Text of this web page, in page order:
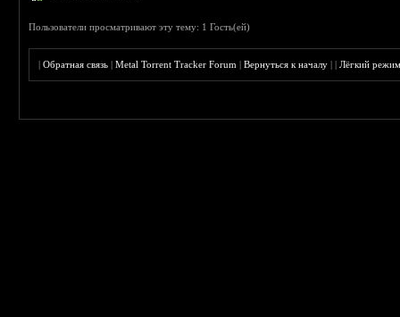
Пользователи просматривают эту тему: 1 Гость(ей)
|Обратная связь |Metal Torrent Tracker Forum |Вернуться к началу ||Лёгкий